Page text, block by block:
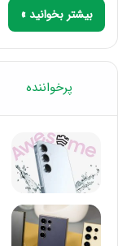
بیشتر بخوانید »
پرخواننده